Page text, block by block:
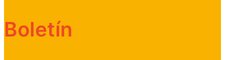
Boletín